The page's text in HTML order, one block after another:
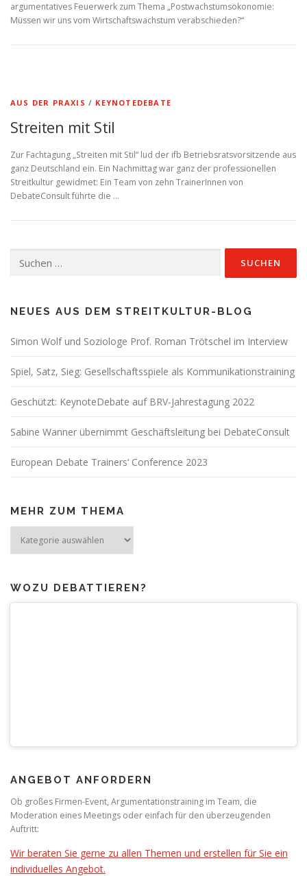
argumentatives Feuerwerk zum Thema „Postwachstumsökonomie:
Müssen wir uns vom Wirtschaftswachstum verabschieden?“
AUS DER PRAXIS / KEYNOTEDEBATE
Streiten mit Stil
Zur Fachtagung „Streiten mit Stil“ lud der ifb Betriebsratsvorsitzende aus
ganz Deutschland ein. Ein Nachmittag war ganz der professionellen
Streitkultur gewidmet: Ein Team von zehn TrainerInnen von
DebateConsult führte die …
nach:
NEUES AUS DEM STREITKULTUR-BLOG
Simon Wolf und Soziologe Prof. Roman Trötschel im Interview
Spiel, Satz, Sieg: Gesellschaftsspiele als Kommunikationstraining
Geschützt: KeynoteDebate auf BRV-Jahrestagung 2022
Sabine Wanner übernimmt Geschäftsleitung bei DebateConsult
European Debate Trainers‘ Conference 2023
MEHR ZUM THEMA
zum
WOZU DEBATTIEREN?
ANGEBOT ANFORDERN
Ob großes Firmen-Event, Argumentationstraining im Team, die
Moderation eines Meetings oder einfach für den überzeugenden
Auftritt:
Wir beraten Sie gerne zu allen Themen und erstellen für Sie ein
individuelles Angebot.